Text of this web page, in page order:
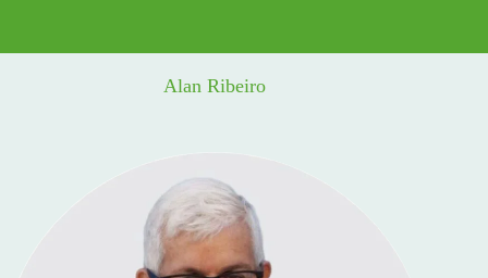
Alan Ribeiro